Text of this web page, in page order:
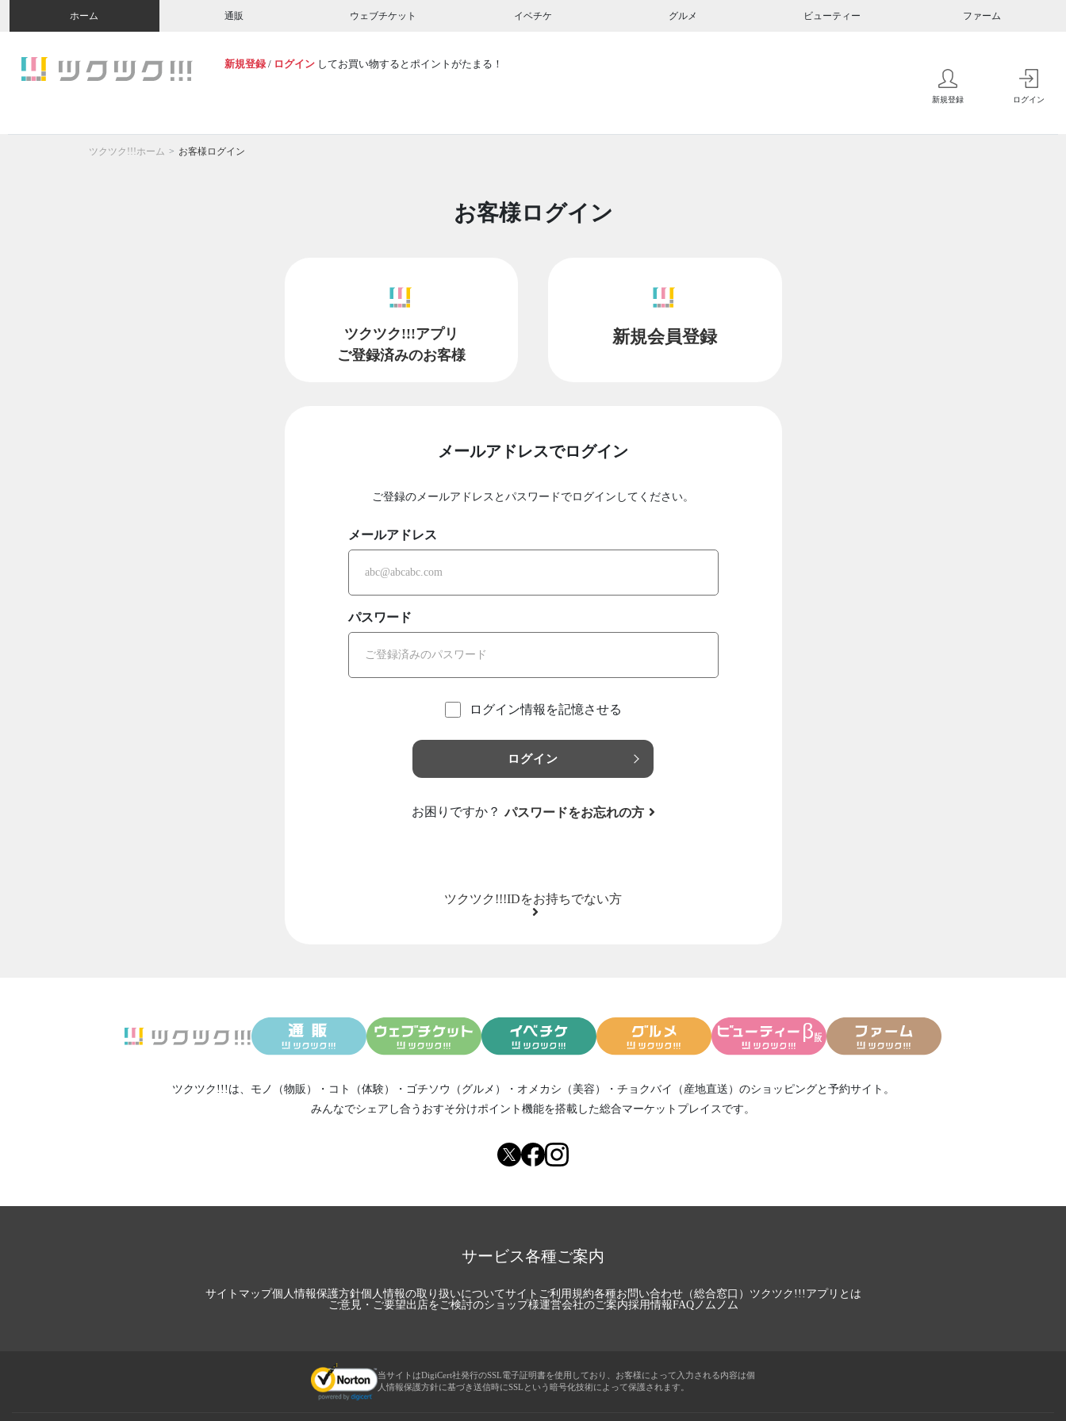
ホーム 通販 ウェブチケット イベチケ グルメ ビューティー ファーム
新規登録 / ログイン してお買い物するとポイントがたまる！
新規登録 ログイン
ツクツク!!!ホーム お客様ログイン
お客様ログイン
ツクツク!!!アプリ
ご登録済みのお客様
新規会員登録
メールアドレスでログイン
ご登録のメールアドレスとパスワードでログインしてください。
メールアドレス
パスワード
ログイン情報を記憶させる
ログイン
お困りですか？ パスワードをお忘れの方
ツクツク!!!IDをお持ちでない方
ツクツク!!!は、 モノ（物販） ・ コト（体験） ・ ゴチソウ（グルメ） ・ オメカシ（美容） ・ チョクバイ（産地直送） のショッピングと予約サイト。
みんなでシェアし合う おすそ分けポイント機能を搭載した総合マーケットプレイスです。
サービス各種ご案内
サイトマップ個人情報保護方針個人情報の取り扱いについてサイトご利用規約各種お問い合わせ（総合窓口） ツクツク!!!アプリとは
ご意見・ご要望出店をご検討のショップ様運営会社のご案内採用情報FAQノムノム
当サイトはDigiCert社発行のSSL電子証明書を使用しており、お客様によって入力される内容は個
人情報保護方針に基づき送信時にSSLという暗号化技術によって保護されます。